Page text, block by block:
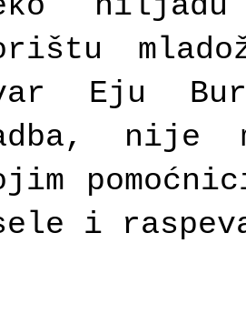
Eju
nije
i